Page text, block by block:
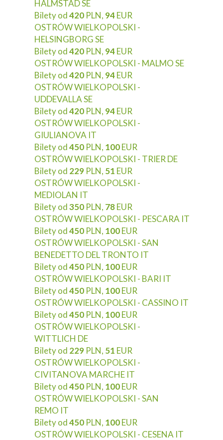
HALMSTAD SE
Bilety od420 PLN, 94EUR
OSTRÓW WIELKOPOLSKI -
HELSINGBORG SE
Bilety od420 PLN, 94EUR
OSTRÓW WIELKOPOLSKI - MALMO SE
Bilety od420 PLN, 94EUR
OSTRÓW WIELKOPOLSKI -
UDDEVALLA SE
Bilety od420 PLN, 94EUR
OSTRÓW WIELKOPOLSKI -
GIULIANOVA IT
Bilety od450 PLN, 100EUR
OSTRÓW WIELKOPOLSKI - TRIER DE
Bilety od 229 PLN, 51 EUR
OSTRÓW WIELKOPOLSKI -
MEDIOLAN IT
Bilety od350 PLN, 78EUR
OSTRÓW WIELKOPOLSKI - PESCARA IT
Bilety od450 PLN, 100EUR
OSTRÓW WIELKOPOLSKI - SAN
BENEDETTO DEL TRONTO IT
Bilety od450 PLN, 100EUR
OSTRÓW WIELKOPOLSKI - BARI IT
Bilety od450 PLN, 100EUR
OSTRÓW WIELKOPOLSKI - CASSINO IT
Bilety od450 PLN, 100EUR
OSTRÓW WIELKOPOLSKI -
WITTLICH DE
Bilety od 229 PLN, 51 EUR
OSTRÓW WIELKOPOLSKI -
CIVITANOVA MARCHE IT
Bilety od450 PLN, 100EUR
OSTRÓW WIELKOPOLSKI - SAN
REMO IT
Bilety od450 PLN, 100EUR
OSTRÓW WIELKOPOLSKI - CESENA IT